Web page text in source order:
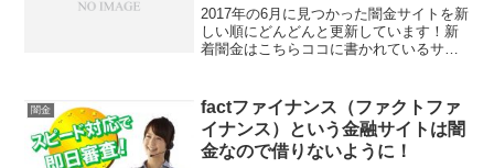
2017年の6月に見つかった闇金サイトを新
しい順にどんどんと更新しています！新
着闇金はこちらココに書かれているサイ
データベースで確認できない、正規の登
録を行っていない業...
闇金
factファイナンス（ファクトファ
イナンス）という金融サイトは闇
金なので借りないように！